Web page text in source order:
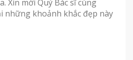
Xin mời Quý Bác sĩ cùng
những khoảnh khắc đẹp này